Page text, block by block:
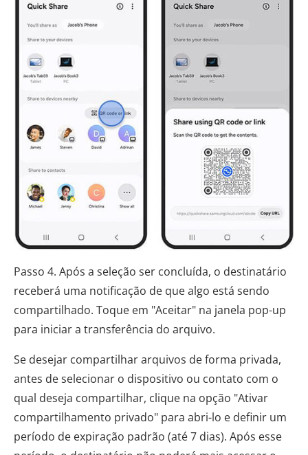
Passo 4. Após a seleção ser concluída, o destinatário
receberá uma notificação de que algo está sendo
compartilhado. Toque em "Aceitar" na janela pop-up
para iniciar a transferência do arquivo.
Se desejar compartilhar arquivos de forma privada,
antes de selecionar o dispositivo ou contato com o
qual deseja compartilhar, clique na opção "Ativar
compartilhamento privado" para abri-lo e definir um
período de expiração padrão (até 7 dias). Após esse